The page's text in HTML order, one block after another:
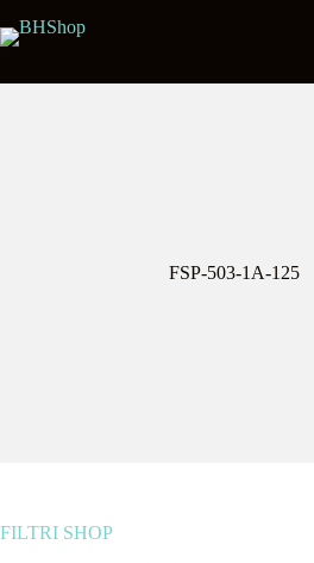
FSP-503-1A-125
FILTRI SHOP